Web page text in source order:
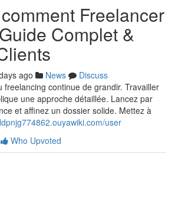
Freelancer
Complet &
ago News
Discuss
freelancing continue de grandir. Travailler
une approche détaillée. Lancez par
et affinez un dossier solide. Mettez à
user
Who Upvoted